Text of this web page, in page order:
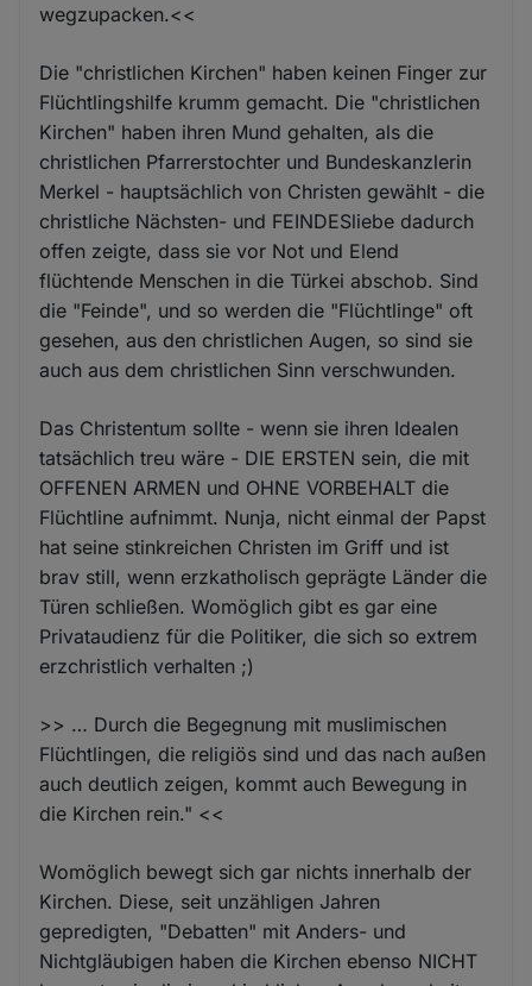
wegzupacken.<<
Die "christlichen Kirchen" haben keinen Finger zur
Flüchtlingshilfe krumm gemacht. Die "christlichen
Kirchen" haben ihren Mund gehalten, als die
christlichen Pfarrerstochter und Bundeskanzlerin
Merkel - hauptsächlich von Christen gewählt - die
christliche Nächsten- und FEINDESliebe dadurch
offen zeigte, dass sie vor Not und Elend
flüchtende Menschen in die Türkei abschob. Sind
die "Feinde", und so werden die "Flüchtlinge" oft
gesehen, aus den christlichen Augen, so sind sie
auch aus dem christlichen Sinn verschwunden.
Das Christentum sollte - wenn sie ihren Idealen
tatsächlich treu wäre - DIE ERSTEN sein, die mit
OFFENEN ARMEN und OHNE VORBEHALT die
Flüchtline aufnimmt. Nunja, nicht einmal der Papst
hat seine stinkreichen Christen im Griff und ist
brav still, wenn erzkatholisch geprägte Länder die
Türen schließen. Womöglich gibt es gar eine
Privataudienz für die Politiker, die sich so extrem
erzchristlich verhalten ;)
>> … Durch die Begegnung mit muslimischen
Flüchtlingen, die religiös sind und das nach außen
auch deutlich zeigen, kommt auch Bewegung in
die Kirchen rein." <<
Womöglich bewegt sich gar nichts innerhalb der
Kirchen. Diese, seit unzähligen Jahren
gepredigten, "Debatten" mit Anders- und
Nichtgläubigen haben die Kirchen ebenso NICHT